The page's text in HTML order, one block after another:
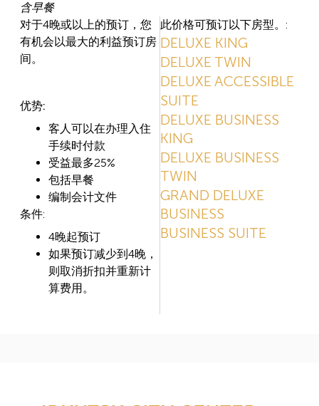
含早餐
对于4晚或以上的预订，您
有机会以最大的利益预订房
间。
优势:
客人可以在办理入住
手续时付款
受益最多25%
包括早餐
编制会计文件
条件:
4晚起预订
如果预订减少到4晚，
则取消折扣并重新计
算费用。
此价格可预订以下房型。:
DELUXE KING
DELUXE TWIN
DELUXE ACCESSIBLE
SUITE
DELUXE BUSINESS
KING
DELUXE BUSINESS
TWIN
GRAND DELUXE
BUSINESS
BUSINESS SUITE